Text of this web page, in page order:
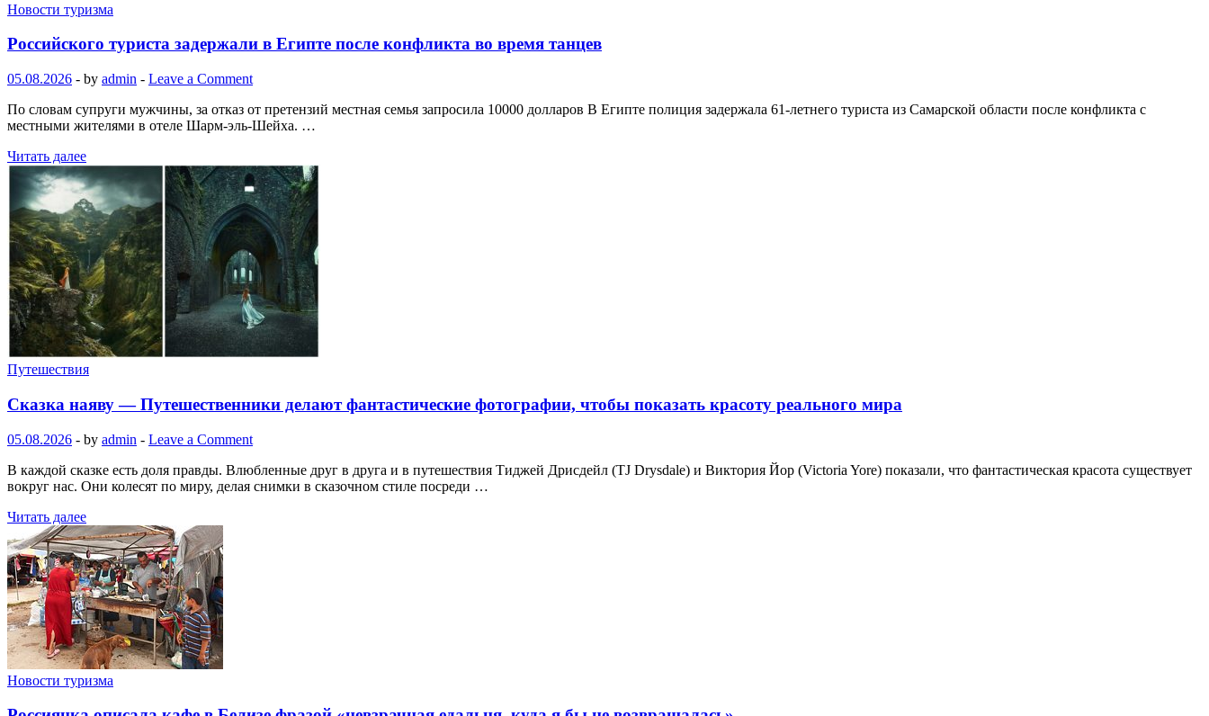
Новости туризма
Российского туриста задержали в Египте после конфликта во время танцев
05.08.2026 - by admin - Leave a Comment
По словам супруги мужчины, за отказ от претензий местная семья запросила 10000 долларов В Египте полиция задержала 61-летнего туриста из Самарской области после конфликта с
местными жителями в отеле Шарм-эль-Шейха. …
Читать далее
Путешествия
Сказка наяву — Путешественники делают фантастические фотографии, чтобы показать красоту реального мира
05.08.2026 - by admin - Leave a Comment
В каждой сказке есть доля правды. Влюбленные друг в друга и в путешествия Тиджей Дрисдейл (TJ Drysdale) и Виктория Йор (Victoria Yore) показали, что фантастическая красота существует
вокруг нас. Они колесят по миру, делая снимки в сказочном стиле посреди …
Читать далее
Новости туризма